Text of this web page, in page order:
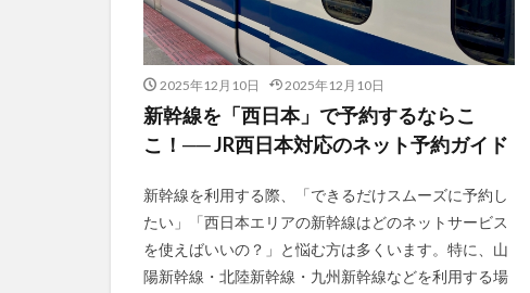
2025年12月10日 2025年12月10日
新幹線を「西日本」で予約するならこ
こ！── JR西日本対応のネット予約ガイド
新幹線を利用する際、「できるだけスムーズに予約し
たい」「西日本エリアの新幹線はどのネットサービス
を使えばいいの？」と悩む方は多くいます。特に、山
陽新幹線・北陸新幹線・九州新幹線などを利用する場